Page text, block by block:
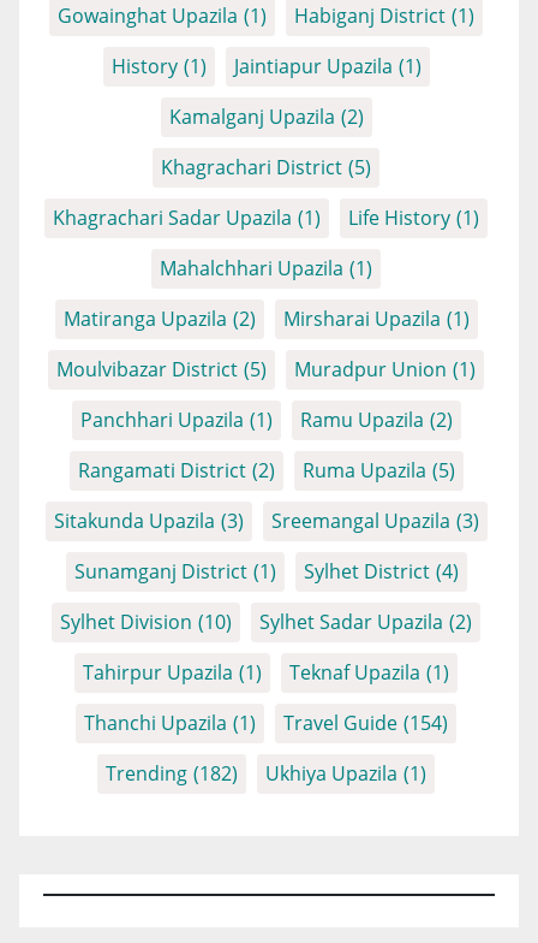
Gowainghat Upazila (1) Habiganj District (1)
History (1) Jaintiapur Upazila (1)
Kamalganj Upazila (2)
Khagrachari District (5)
Khagrachari Sadar Upazila (1) Life History (1)
Mahalchhari Upazila (1)
Matiranga Upazila (2) Mirsharai Upazila (1)
Moulvibazar District (5) Muradpur Union (1)
Panchhari Upazila (1) Ramu Upazila (2)
Rangamati District (2) Ruma Upazila (5)
Sitakunda Upazila (3) Sreemangal Upazila (3)
Sunamganj District (1) Sylhet District (4)
Sylhet Division (10) Sylhet Sadar Upazila (2)
Tahirpur Upazila (1) Teknaf Upazila (1)
Thanchi Upazila (1) Travel Guide (154)
Trending (182) Ukhiya Upazila (1)